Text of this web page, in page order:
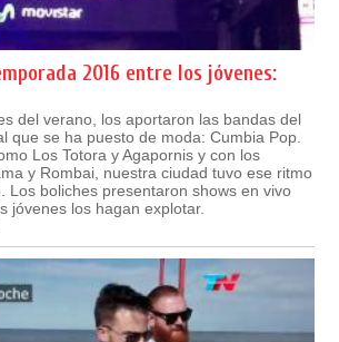
2016 entre los jóvenes:
del verano, los aportaron las bandas del
que se ha puesto de moda: Cumbia Pop.
Los Totora y Agapornis y con los
y Rombai, nuestra ciudad tuvo ese ritmo
Los boliches presentaron shows en vivo
jóvenes los hagan explotar.